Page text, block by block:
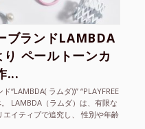
ブランドLAMBDA
ペールトーンカ
...
“LAMBDA( ラムダ))” “PLAYFREE
LAMBDA（ラムダ）は、有限な
エイティブで追究し、 性別や年齢